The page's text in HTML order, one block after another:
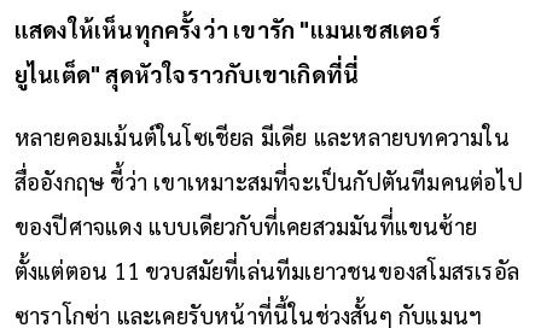
แสดงให้เห็นทุกครั้งว่า เขารัก "แมนเชสเตอร์
ยูไนเต็ด" สุดหัวใจราวกับเขาเกิดที่นี่
หลายคอมเม้นต์ในโซเชียล มีเดีย และหลายบทความใน
สื่ออังกฤษ ชี้ว่า เขาเหมาะสมที่จะเป็นกัปตันทีมคนต่อไป
ของปีศาจแดง แบบเดียวกับที่เคยสวมมันที่แขนซ้าย
ตั้งแต่ตอน 11 ขวบสมัยที่เล่นทีมเยาวชนของสโมสรเรอัล
ซาราโกซ่า และเคยรับหน้าที่นี้ในช่วงสั้นๆ กับแมนฯ